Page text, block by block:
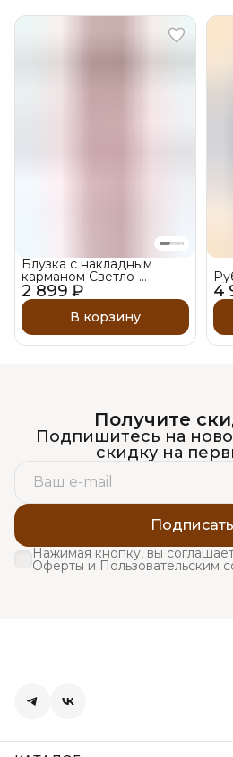
2 899 ₽
Блузка с накладным
карманом Светло-
розовая
В корзину
4
Получите
Подпишитесь на
скидку на
Нажимая кнопку, вы
Оферты и Пользовательским